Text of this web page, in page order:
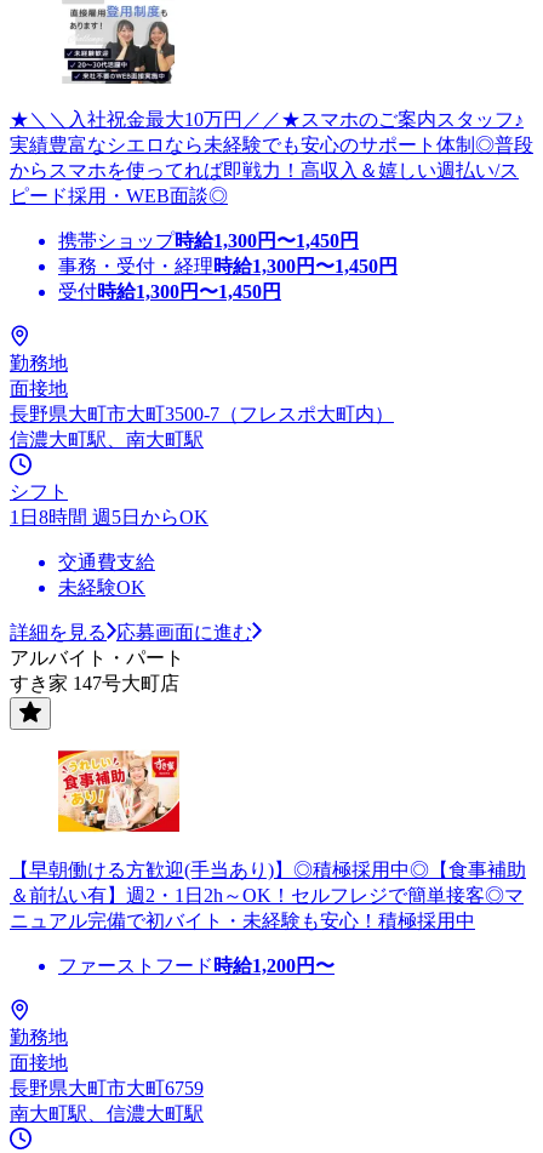
★＼＼入社祝金最大10万円／／★スマホのご案内スタッフ♪
実績豊富なシエロなら未経験でも安心のサポート体制◎普段
からスマホを使ってれば即戦力！高収入＆嬉しい週払い/ス
ピード採用・WEB面談◎
携帯ショップ時給1,300円〜1,450円
事務・受付・経理時給1,300円〜1,450円
受付時給1,300円〜1,450円
勤務地
面接地
長野県大町市大町3500-7（フレスポ大町内）
信濃大町駅、南大町駅
シフト
1日8時間 週5日からOK
交通費支給
未経験OK
詳細を見る
応募画面に進む
アルバイト・パート
すき家 147号大町店
【早朝働ける方歓迎(手当あり)】◎積極採用中◎【食事補助
＆前払い有】週2・1日2h～OK！セルフレジで簡単接客◎マ
ニュアル完備で初バイト・未経験も安心！積極採用中
ファーストフード 時給1,200円〜
勤務地
面接地
長野県大町市大町6759
南大町駅、信濃大町駅